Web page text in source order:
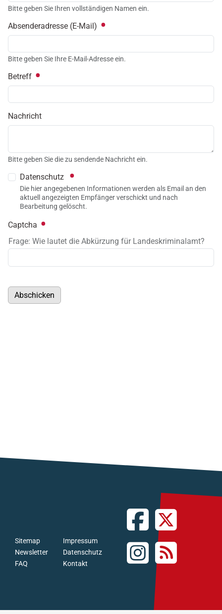
Bitte geben Sie Ihren vollständigen Namen ein.
Absenderadresse (E-Mail)
Bitte geben Sie Ihre E-Mail-Adresse ein.
Betreff
Nachricht
Bitte geben Sie die zu sendende Nachricht ein.
Datenschutz
Die hier angegebenen Informationen werden als Email an den
aktuell angezeigten Empfänger verschickt und nach
Bearbeitung gelöscht.
Captcha
Frage: Wie lautet die Abkürzung für Landeskriminalamt?
Abschicken
FAQ
Newsletter
Sitemap
Kontakt
Datenschutz
Impressum